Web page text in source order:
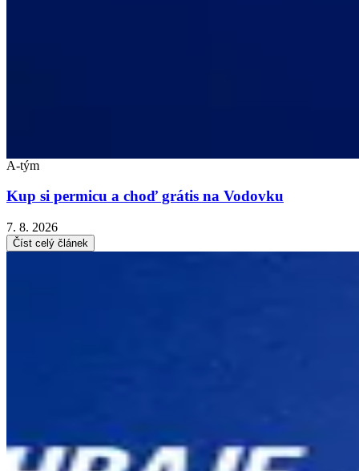
A-tým
Kup si permicu a choď grátis na Vodovku
7. 8. 2026
Číst celý článek